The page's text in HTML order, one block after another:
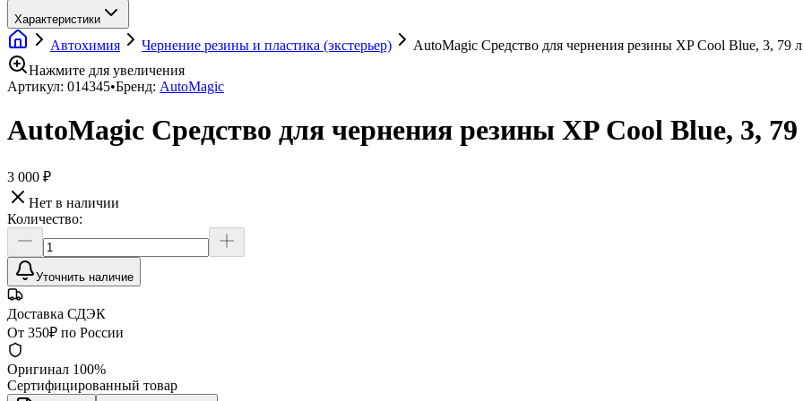
Характеристики
Автохимия Чернение резины и пластика (экстерьер)
AutoMagic Средство для чернения резины XP Cool Blue, 3, 79 л
Нажмите для увеличения
Артикул: 014345•Бренд: AutoMagic
AutoMagic Средство для чернения резины XP Cool Blue, 3,
3 000 ₽
Нет в наличии
Количество:
Уточнить наличие
Доставка СДЭК
От 350₽ по России
Оригинал 100%
Сертифицированный товар